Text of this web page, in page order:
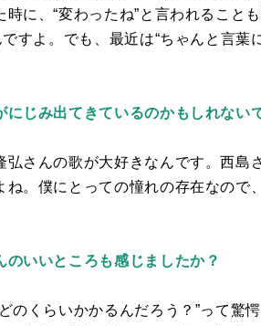
に、“変わったね”と言われること
すよ。でも、最近は“ちゃんと言葉
じみ出てきているのかもしれない
弘さんの歌が大好きなんです。西島
。僕にとっての憧れの存在なので
いいところも感じましたか？
のくらいかかるんだろう？”って驚